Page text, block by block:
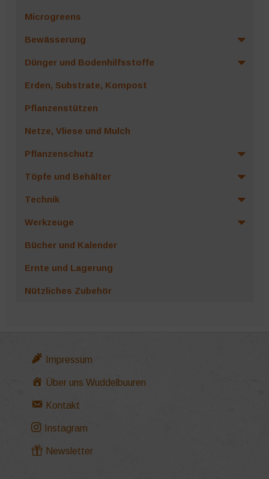
Microgreens
Bewässerung
Dünger und Bodenhilfsstoffe
Erden, Substrate, Kompost
Pflanzenstützen
Netze, Vliese und Mulch
Pflanzenschutz
Töpfe und Behälter
Technik
Werkzeuge
Bücher und Kalender
Ernte und Lagerung
Nützliches Zubehör
Impressum
Über uns Wuddelbuuren
Kontakt
Instagram
Newsletter